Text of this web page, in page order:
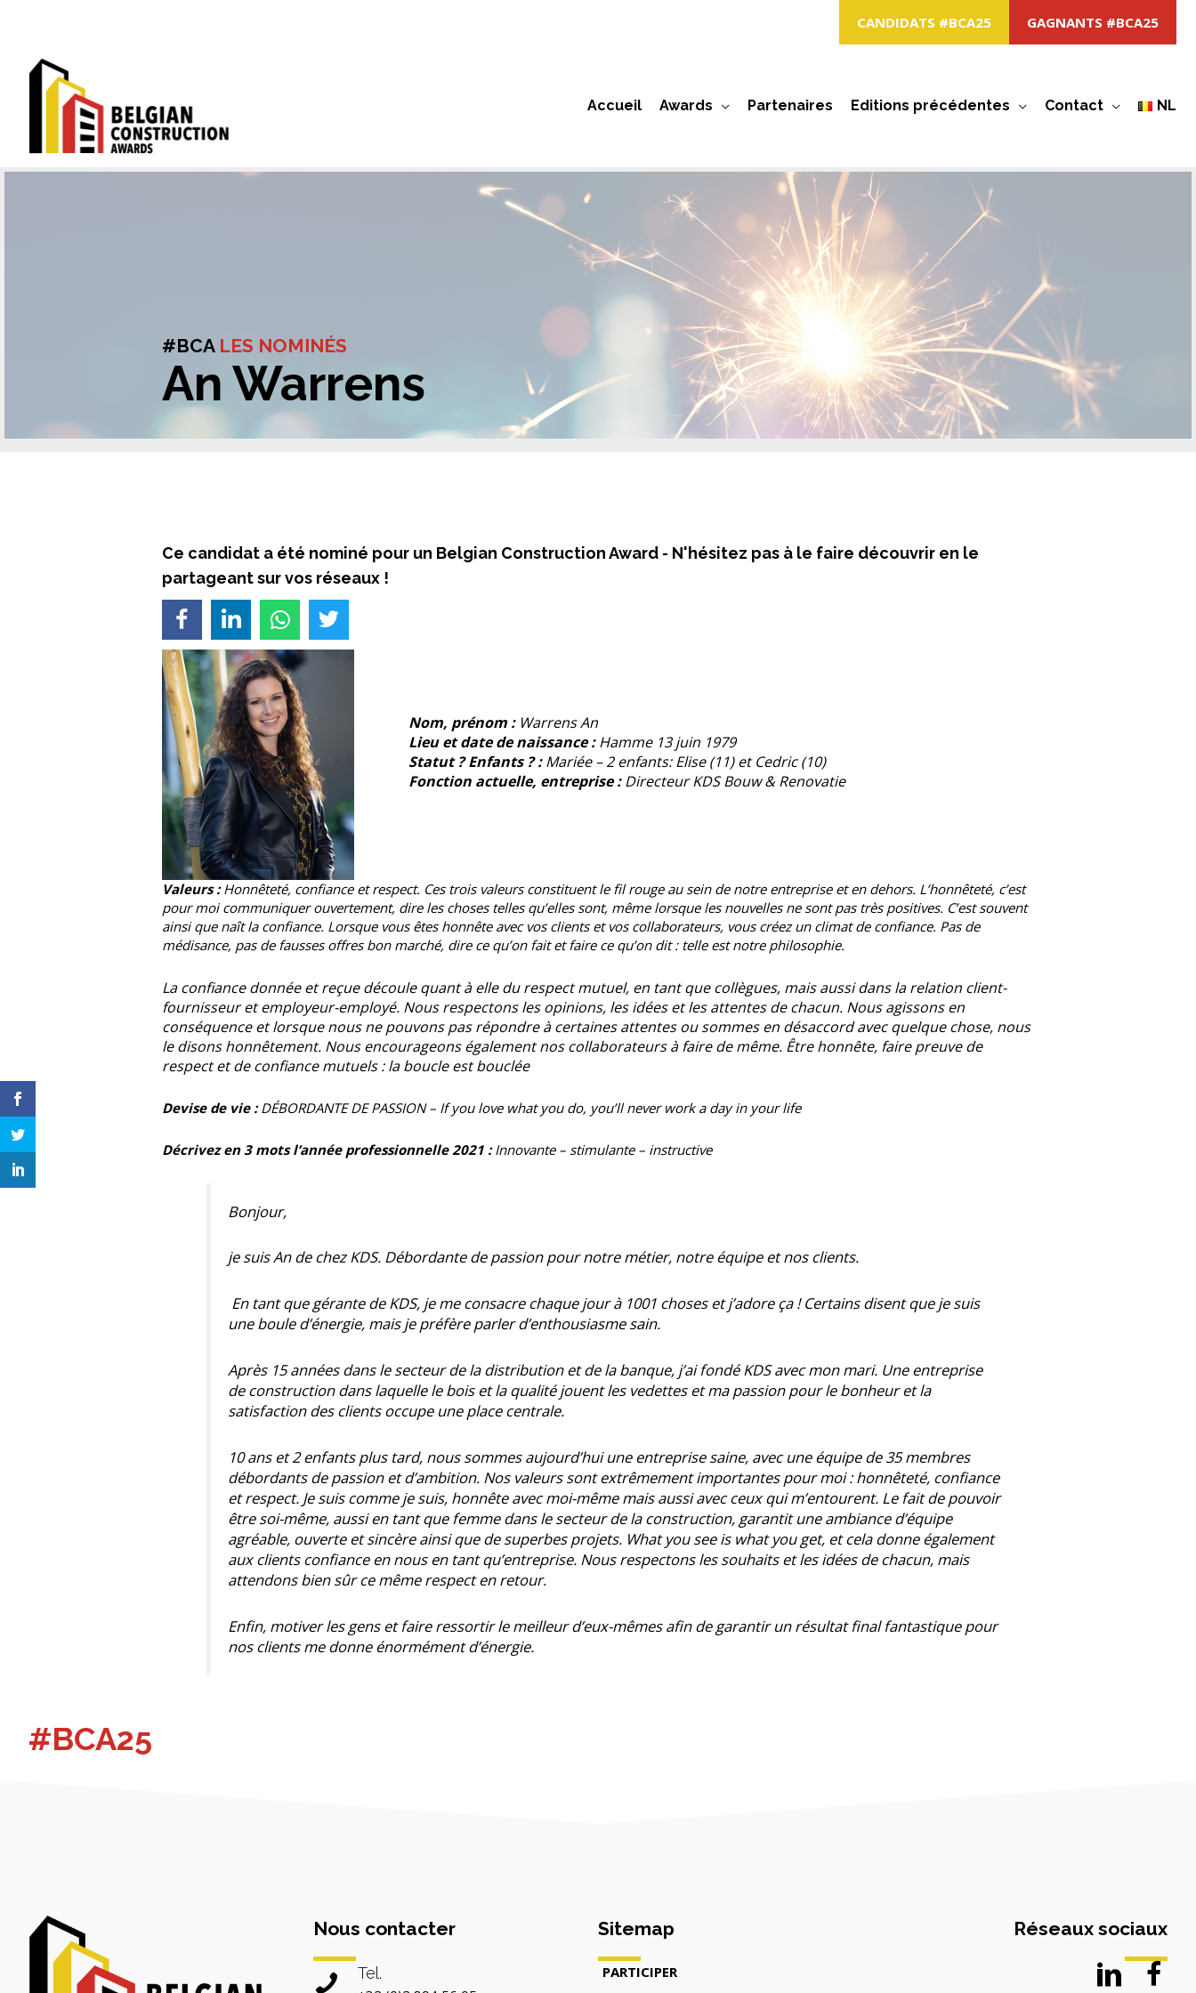
CANDIDATS #BCA25 GAGNANTS #BCA25
Accueil Awards Partenaires Editions précédentes Contact NL
#BCA LES NOMINÉS
An Warrens
Ce candidat a été nominé pour un Belgian Construction Award - N'hésitez pas à le faire découvrir en le
partageant sur vos réseaux !
Nom, prénom :Warrens An
Lieu et date de naissance : Hamme 13 juin 1979
Statut ? Enfants ? :Mariée – 2 enfants: Elise (11) et Cedric (10)
Fonction actuelle, entreprise :Directeur KDS Bouw & Renovatie
Valeurs :Honnêteté, confiance et respect. Ces trois valeurs constituent le fil rouge au sein de notre entreprise et en dehors. L’honnêteté, c’est
pour moi communiquer ouvertement, dire les choses telles qu’elles sont, même lorsque les nouvelles ne sont pas très positives. C’est souvent
ainsi que naît la confiance. Lorsque vous êtes honnête avec vos clients et vos collaborateurs, vous créez un climat de confiance. Pas de
médisance, pas de fausses offres bon marché, dire ce qu’on fait et faire ce qu’on dit : telle est notre philosophie.
La confiance donnée et reçue découle quant à elle du respect mutuel, en tant que collègues, mais aussi dans la relation client-
fournisseur et employeur-employé. Nous respectons les opinions, les idées et les attentes de chacun. Nous agissons en
conséquence et lorsque nous ne pouvons pas répondre à certaines attentes ou sommes en désaccord avec quelque chose, nous
le disons honnêtement. Nous encourageons également nos collaborateurs à faire de même. Être honnête, faire preuve de
respect et de confiance mutuels : la boucle est bouclée
Devise de vie :DÉBORDANTE DE PASSION– If you love what you do, you’ll never work a day in your life
Décrivez en 3 mots l’année professionnelle 2021 :Innovante – stimulante – instructive
Bonjour,
je suis An de chez KDS. Débordante de passion pour notre métier, notre équipe et nos clients.
En tant que gérante de KDS, je me consacre chaque jour à 1001 choses et j’adore ça ! Certains disent que je suis
une boule d’énergie, mais je préfère parler d’enthousiasme sain.
Après 15 années dans le secteur de la distribution et de la banque, j’ai fondé KDS avec mon mari. Une entreprise
de construction dans laquelle le bois et la qualité jouent les vedettes et ma passion pour le bonheur et la
satisfaction des clients occupe une place centrale.
10 ans et 2 enfants plus tard, nous sommes aujourd’hui une entreprise saine, avec une équipe de 35 membres
débordants de passion et d’ambition. Nos valeurs sont extrêmement importantes pour moi : honnêteté, confiance
et respect. Je suis comme je suis, honnête avec moi-même mais aussi avec ceux qui m’entourent. Le fait de pouvoir
être soi-même, aussi en tant que femme dans le secteur de la construction, garantit une ambiance d’équipe
agréable, ouverte et sincère ainsi que de superbes projets. What you see is what you get, et cela donne également
aux clients confiance en nous en tant qu’entreprise. Nous respectons les souhaits et les idées de chacun, mais
attendons bien sûr ce même respect en retour.
Enfin, motiver les gens et faire ressortir le meilleur d’eux-mêmes afin de garantir un résultat final fantastique pour
nos clients me donne énormément d’énergie.
#BCA25
Nous contacter
Tel.
Sitemap
PARTICIPER
Réseaux sociaux